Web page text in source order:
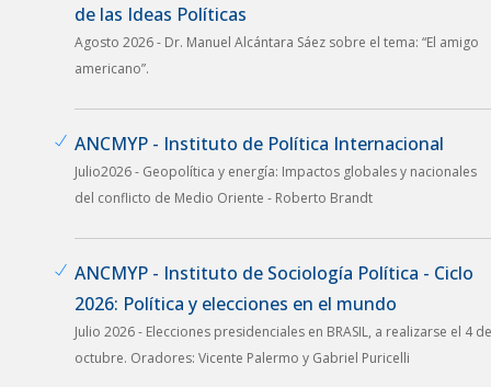
de las Ideas Políticas
Agosto 2026 - Dr. Manuel Alcántara Sáez sobre el tema: “El amigo
americano”.
ANCMYP - Instituto de Política Internacional
Julio2026 - Geopolítica y energía: Impactos globales y nacionales
del conflicto de Medio Oriente - Roberto Brandt
ANCMYP - Instituto de Sociología Política - Ciclo
2026: Política y elecciones en el mundo
Julio 2026 - Elecciones presidenciales en BRASIL, a realizarse el 4 de
octubre. Oradores: Vicente Palermo y Gabriel Puricelli